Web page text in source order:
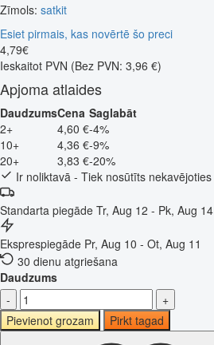
Zīmols: satkit
Esiet pirmais, kas novērtē šo preci
4,79€
Ieskaitot PVN (Bez PVN: 3,96 €)
Apjoma atlaides
DaudzumsCena Saglabāt
2+
4,60 €-4%
10+
4,36 €-9%
20+
3,83 €-20%
Ir noliktavā - Tiek nosūtīts nekavējoties
Standarta piegāde Tr, Aug 12 - Pk, Aug 14
Eksprespiegāde Pr, Aug 10 - Ot, Aug 11
30 dienu atgriešana
Daudzums
-
+
Pievienot grozam
Pirkt tagad